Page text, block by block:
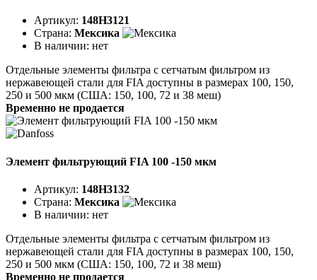
Артикул: 148H3121
Страна: Мексика
В наличии: нет
Отдельные элементы фильтра с сетчатым фильтром из
нержавеющей стали для FIA доступны в размерах 100, 150,
250 и 500 мкм (США: 150, 100, 72 и 38 меш)
Временно не продается
Элемент фильтрующий FIA 100 -150 мкм
Артикул: 148H3132
Страна: Мексика
В наличии: нет
Отдельные элементы фильтра с сетчатым фильтром из
нержавеющей стали для FIA доступны в размерах 100, 150,
250 и 500 мкм (США: 150, 100, 72 и 38 меш)
Временно не продается